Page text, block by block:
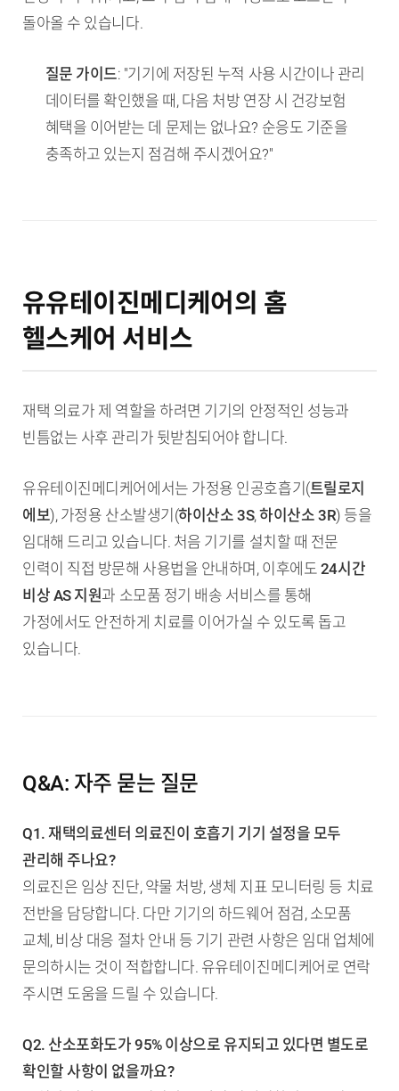
돌아올 수 있습니다.
질문 가이드: "기기에 저장된 누적 사용 시간이나 관리
데이터를 확인했을 때, 다음 처방 연장 시 건강보험
혜택을 이어받는 데 문제는 없나요? 순응도 기준을
충족하고 있는지 점검해 주시겠어요?"
유유테이진메디케어의 홈
헬스케어 서비스
재택 의료가 제 역할을 하려면 기기의 안정적인 성능과
빈틈없는 사후 관리가 뒷받침되어야 합니다.
유유테이진메디케어에서는 가정용 인공호흡기(트릴로지
에보), 가정용 산소발생기(하이산소 3S,하이산소 3R) 등을
임대해 드리고 있습니다. 처음 기기를 설치할 때 전문
인력이 직접 방문해 사용법을 안내하며, 이후에도 24시간
비상 AS 지원과 소모품 정기 배송 서비스를 통해
가정에서도 안전하게 치료를 이어가실 수 있도록 돕고
있습니다.
Q&A: 자주 묻는 질문
Q1. 재택의료센터 의료진이 호흡기 기기 설정을 모두
관리해 주나요?
의료진은 임상 진단, 약물 처방, 생체 지표 모니터링 등 치료
전반을 담당합니다. 다만 기기의 하드웨어 점검, 소모품
교체, 비상 대응 절차 안내 등 기기 관련 사항은 임대 업체에
문의하시는 것이 적합합니다. 유유테이진메디케어로 연락
주시면 도움을 드릴 수 있습니다.
Q2. 산소포화도가 95% 이상으로 유지되고 있다면 별도로
확인할 사항이 없을까요?